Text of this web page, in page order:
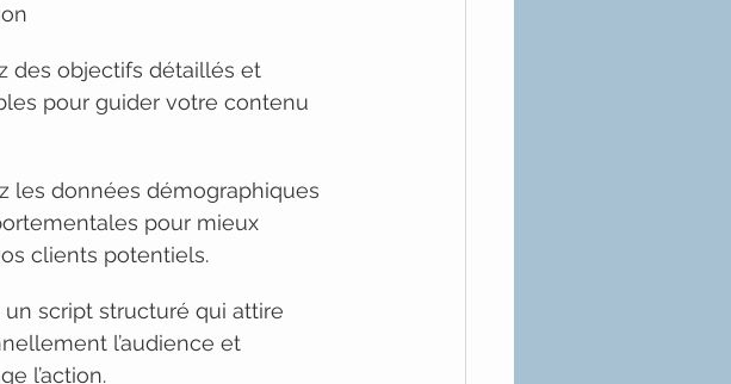
des objectifs détaillés et
pour guider votre contenu
les données démographiques
pour mieux
clients potentiels.
un script structuré qui attire
l’audience et
l’action.